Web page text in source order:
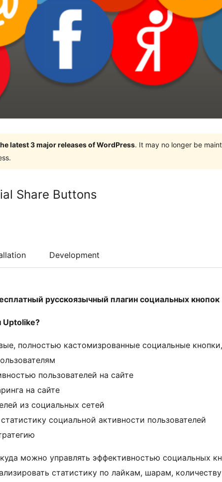
latest 3 major releases of WordPress. It may no longer be
Share Buttons
Development
русскоязычный плагин социальных кнопок
Uptolike?
полностью кастомизрованные социальные кнопки,
пользователей на сайте
на сайте
из социальных сетей
социальной активности пользователей
можно управлять эффективностью социальных
статистику по лайкам, шарам, количеству